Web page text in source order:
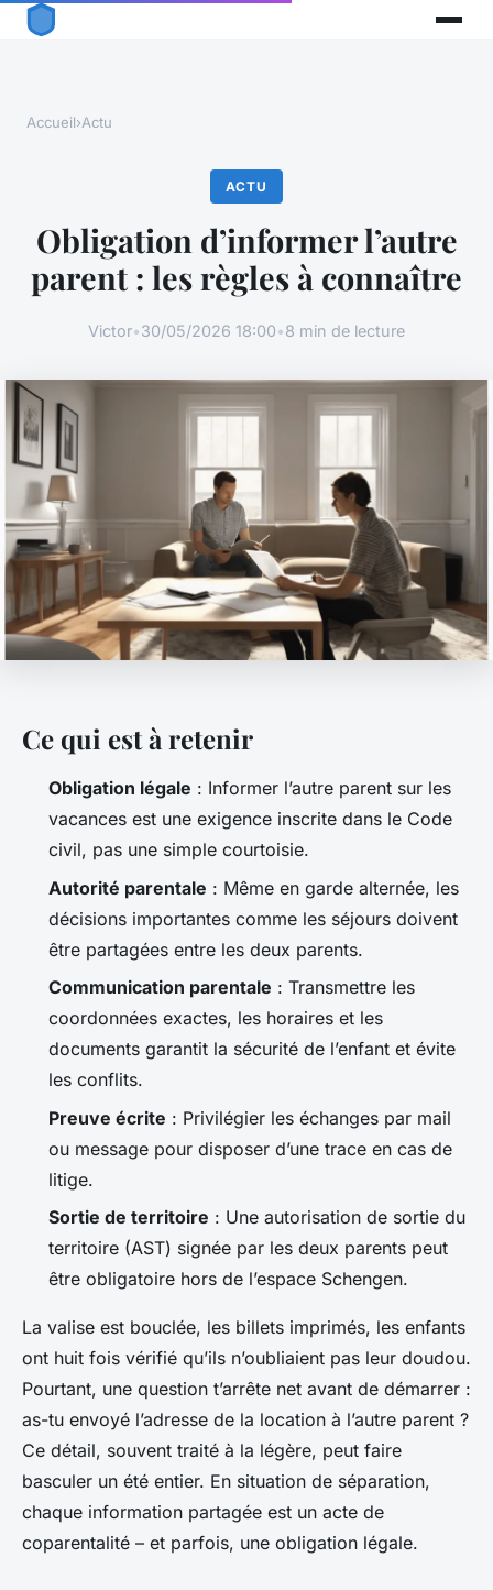
Accueil›Actu
ACTU
Obligation d’informer l’autre
parent : les règles à connaître
Victor•30/05/2026 18:00•8 min de lecture
Ce qui est à retenir
Obligation légale : Informer l’autre parent sur les
vacances est une exigence inscrite dans le Code
civil, pas une simple courtoisie.
Autorité parentale : Même en garde alternée, les
décisions importantes comme les séjours doivent
être partagées entre les deux parents.
Communication parentale : Transmettre les
coordonnées exactes, les horaires et les
documents garantit la sécurité de l’enfant et évite
les conflits.
Preuve écrite : Privilégier les échanges par mail
ou message pour disposer d’une trace en cas de
litige.
Sortie de territoire : Une autorisation de sortie du
territoire (AST) signée par les deux parents peut
être obligatoire hors de l’espace Schengen.
La valise est bouclée, les billets imprimés, les enfants
ont huit fois vérifié qu’ils n’oubliaient pas leur doudou.
Pourtant, une question t’arrête net avant de démarrer :
as-tu envoyé l’adresse de la location à l’autre parent ?
Ce détail, souvent traité à la légère, peut faire
basculer un été entier. En situation de séparation,
chaque information partagée est un acte de
coparentalité – et parfois, une obligation légale.